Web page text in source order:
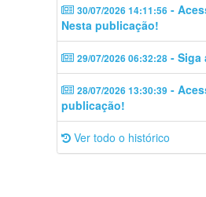
30/07/2026 14:11:56 -
Nesta publicação!
29/07/2026 06:32:28 - Siga
28/07/2026 13:30:39 -
publicação!
Ver todo o histórico